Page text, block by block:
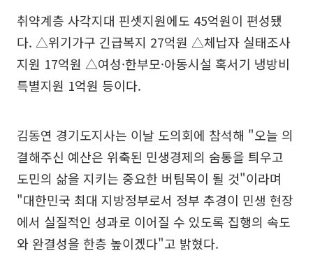
취약계층 사각지대 핀셋지원에도 45억원이 편성됐
다. △위기가구 긴급복지 27억원 △체납자 실태조사
지원 17억원 △여성·한부모·아동시설 혹서기 냉방비
특별지원 1억원 등이다.
김동연 경기도지사는 이날 도의회에 참석해 "오늘 의
결해주신 예산은 위축된 민생경제의 숨통을 틔우고
도민의 삶을 지키는 중요한 버팀목이 될 것"이라며
"대한민국 최대 지방정부로서 정부 추경이 민생 현장
에서 실질적인 성과로 이어질 수 있도록 집행의 속도
와 완결성을 한층 높이겠다"고 밝혔다.